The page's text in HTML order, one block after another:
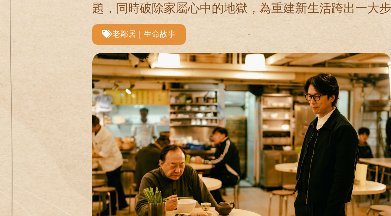
題，同時破除家屬心中的地獄，為重建新生活跨出一大步
老鄰居｜生命故事